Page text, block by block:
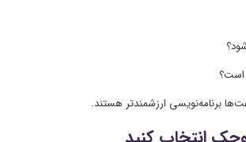
است؟
برنامه‌نویسی ارزشمندتر هستند.